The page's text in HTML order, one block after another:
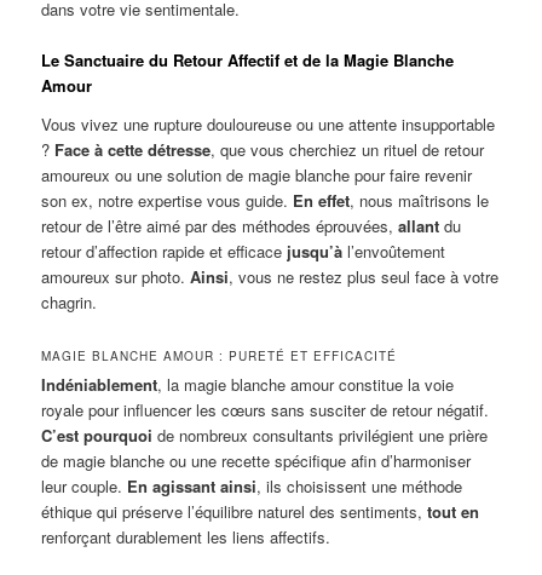
dans votre vie sentimentale.
Le Sanctuaire du Retour Affectif et de la Magie Blanche
Amour
Vous vivez une rupture douloureuse ou une attente insupportable
? Face à cette détresse, que vous cherchiez un rituel de retour
amoureux ou une solution de magie blanche pour faire revenir
son ex, notre expertise vous guide. En effet, nous maîtrisons le
retour de l’être aimé par des méthodes éprouvées,allant du
retour d’affection rapide et efficace jusqu’à l’envoûtement
amoureux sur photo.Ainsi, vous ne restez plus seul face à votre
chagrin.
MAGIE BLANCHE AMOUR : PURETÉ ET EFFICACITÉ
Indéniablement, la magie blanche amour constitue la voie
royale pour influencer les cœurs sans susciter de retour négatif.
C’est pourquoi de nombreux consultants privilégient une prière
de magie blanche ou une recette spécifique afin d’harmoniser
leur couple. En agissant ainsi, ils choisissent une méthode
éthique qui préserve l’équilibre naturel des sentiments,tout en
renforçant durablement les liens affectifs.